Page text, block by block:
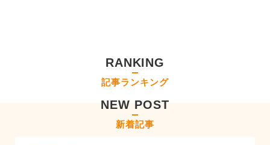
RANKING
記事ランキング
NEW POST
新着記事